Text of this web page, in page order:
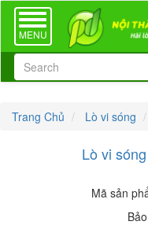
TOGGLE
NAVIGATION
MENU
Trang Chủ Lò vi sóng
Lò vi
Mã sản